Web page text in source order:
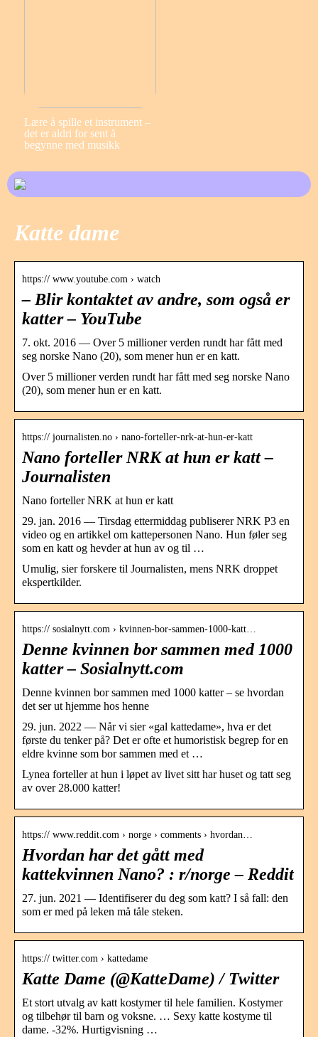
Lære å spille et instrument –
det er aldri for sent å
begynne med musikk
Katte dame
https:// www.youtube.com › watch
– Blir kontaktet av andre, som også er
katter – YouTube
7. okt. 2016 — Over 5 millioner verden rundt har fått med
seg norske Nano (20), som mener hun er en katt.
Over 5 millioner verden rundt har fått med seg norske Nano
(20), som mener hun er en katt.
https:// journalisten.no › nano-forteller-nrk-at-hun-er-katt
Nano forteller NRK at hun er katt –
Journalisten
Nano forteller NRK at hun er katt
29. jan. 2016 — Tirsdag ettermiddag publiserer NRK P3 en
video og en artikkel om kattepersonen Nano. Hun føler seg
som en katt og hevder at hun av og til …
Umulig, sier forskere til Journalisten, mens NRK droppet
ekspertkilder.
https:// sosialnytt.com › kvinnen-bor-sammen-1000-katt…
Denne kvinnen bor sammen med 1000
katter – Sosialnytt.com
Denne kvinnen bor sammen med 1000 katter – se hvordan
det ser ut hjemme hos henne
29. jun. 2022 — Når vi sier «gal kattedame», hva er det
første du tenker på? Det er ofte et humoristisk begrep for en
eldre kvinne som bor sammen med et …
Lynea forteller at hun i løpet av livet sitt har huset og tatt seg
av over 28.000 katter!
https:// www.reddit.com › norge › comments › hvordan…
Hvordan har det gått med
kattekvinnen Nano? : r/norge – Reddit
27. jun. 2021 — Identifiserer du deg som katt? I så fall: den
som er med på leken må tåle steken.
https:// twitter.com › kattedame
Katte Dame (@KatteDame) / Twitter
Et stort utvalg av katt kostymer til hele familien. Kostymer
og tilbehør til barn og voksne. … Sexy katte kostyme til
dame. -32%. Hurtigvisning …